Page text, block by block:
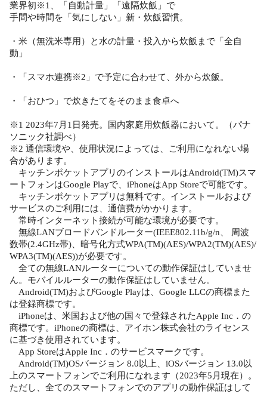
業界初※1、「自動計量」「遠隔炊飯」で
手間や時間を「気にしない」新・炊飯習慣。
・米（無洗米専用）と水の計量・投入から炊飯まで「全自
動」
・「スマホ連携※2」で予定に合わせて、外から炊飯。
・「おひつ」で炊きたてをそのまま食卓へ
※1 2023年7月1日発売。国内家庭用炊飯器において。（パナ
ソニック社調べ）
※2 通信環境や、使用状況によっては、ご利用になれない場
合があります。
キッチンポケットアプリのインストールはAndroid(TM)スマ
ートフォンはGoogle Playで、iPhoneはApp Storeで可能です。
キッチンポケットアプリは無料です。インストールおよび
サービスのご利用には、通信費がかかります。
常時インターネット接続が可能な環境が必要です。
無線LANブロードバンドルーター(IEEE802.11b/g/n、 周波
数帯(2.4GHz帯)、暗号化方式WPA(TM)(AES)/WPA2(TM)(AES)/
WPA3(TM)(AES))が必要です。
全ての無線LANルーターについての動作保証はしていませ
ん。モバイルルーターの動作保証はしていません。
Android(TM)およびGoogle Playは、Google LLCの商標また
は登録商標です。
iPhoneは、米国および他の国々で登録されたApple Inc．の
商標です。iPhoneの商標は、アイホン株式会社のライセンス
に基づき使用されています。
App StoreはApple Inc．のサービスマークです。
Android(TM)OSバージョン 8.0以上、iOSバージョン 13.0以
上のスマートフォンでご利用になれます（2023年5月現在）。
ただし、全てのスマートフォンでのアプリの動作保証はして